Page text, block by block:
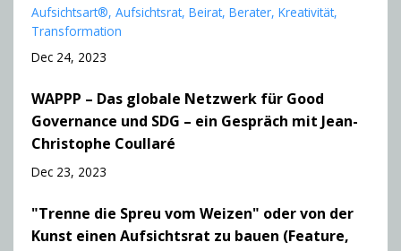
Aufsichtsart® Aufsichtsrat Beirat Berater Kreativität
Transformation
Dec 24, 2023
WAPPP – Das globale Netzwerk für Good
Governance und SDG – ein Gespräch mit Jean-
Christophe Coullaré
Dec 23, 2023
"Trenne die Spreu vom Weizen" oder von der
Kunst einen Aufsichtsrat zu bauen (Feature,